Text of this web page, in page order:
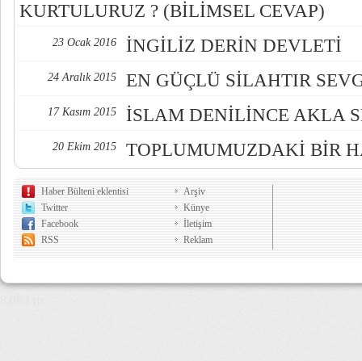
KURTULURUZ ? (BİLİMSEL CEVAP)
23 Ocak 2016 İNGİLİZ DERİN DEVLETİ
24 Aralık 2015 EN GÜÇLÜ SİLAHTIR
17 Kasım 2015 İSLAM DENİLİNCE AKLA
20 Ekim 2015 TOPLUMUMUZDAKİ BİR
Haber Bülteni eklentisi
Twitter
Facebook
RSS
Arşiv
Künye
İletişim
Reklam